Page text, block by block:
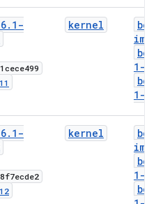
. 1-
kernel
img
1-
1-
. 1-
kernel
img
1-